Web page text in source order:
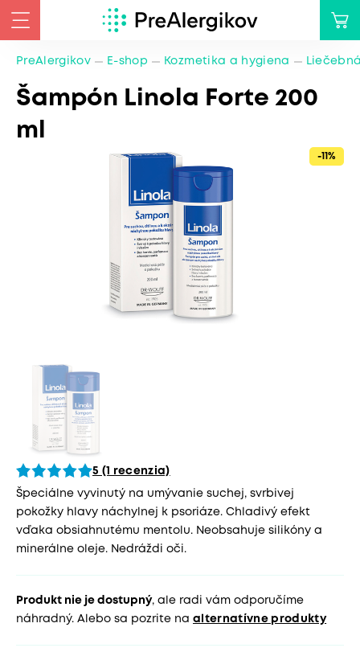
PreAlergikov E-shop Kozmetika a hygiena
Šampón Linola Forte 200
ml
-11%
5 (1 recenzia)
Špeciálne vyvinutý na umývanie suchej, svrbivej
pokožky hlavy náchylnej k psoriáze. Chladivý efekt
vďaka obsiahnutému mentolu. Neobsahuje silikóny a
minerálne oleje. Nedráždi oči.
Produkt nie je dostupný, ale radi vám odporučíme
náhradný. Alebo sa pozrite na alternatívne produkty